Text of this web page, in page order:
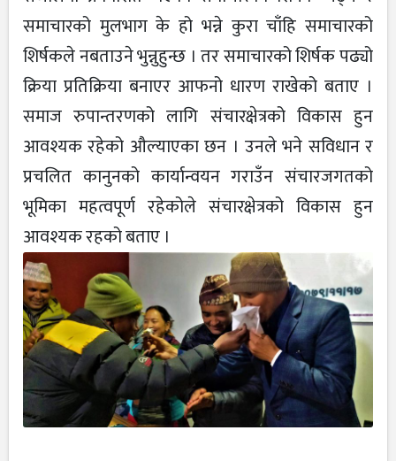
समाचारको मुलभाग के हो भन्ने कुरा चाँहि समाचारको
शिर्षकले नबताउने भुन्नुहुन्छ । तर समाचारको शिर्षक पढ्यो
क्रिया प्रतिक्रिया बनाएर आफनो धारण राखेको बताए ।
समाज रुपान्तरणको लागि संचारक्षेत्रको विकास हुन
आवश्यक रहेको औल्याएका छन । उनले भने सविधान र
प्रचलित कानुनको कार्यान्वयन गराउँन संचारजगतको
भूमिका महत्वपूर्ण रहेकोले संचारक्षेत्रको विकास हुन
आवश्यक रहको बताए ।